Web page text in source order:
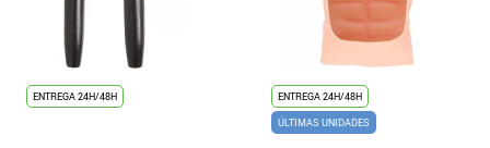
ENTREGA 24H/48H
ENTREGA 24H/48H
ÚLTIMAS UNIDADES